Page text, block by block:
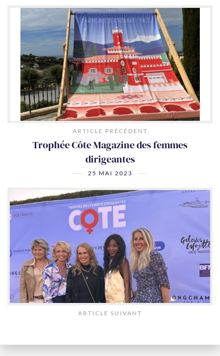
ARTICLE PRÉCÉDENT
Trophée Côte Magazine des femmes
dirigeantes
25 MAI 2023
ARTICLE SUIVANT